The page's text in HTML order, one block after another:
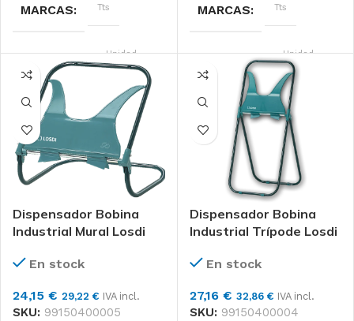
MARCAS Tts
FORMATO Unidad
COLOR Azul, Rojo
MARCAS Tts
FORMATO Unidad
COLOR Azul, Rojo
Dispensador Bobina
Industrial Mural Losdi
En stock
24,15 € 29,22 € IVA incl.
SKU: 99150400005
Dispensador Bobina
Industrial Trípode Losdi
En stock
27,16 € 32,86 € IVA incl.
SKU: 99150400004